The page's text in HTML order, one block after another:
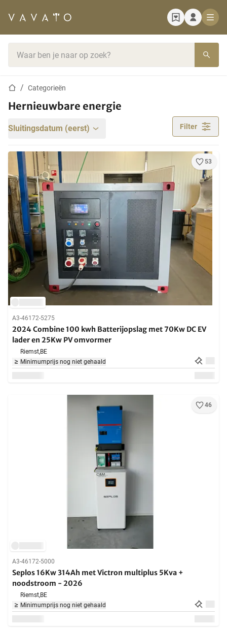
StartpaginaCategorieën
Hernieuwbare energie
Sluitingsdatum (eerst) Filter
53
A3-46172-5275
2024 Combine 100 kwh Batterijopslag met 70Kw DC EV
lader en 25Kw PV omvormer
Riemst,BE
Minimumprijs nog niet gehaald
46
A3-46172-5000
Seplos 16Kw 314Ah met Victron multiplus 5Kva +
noodstroom - 2026
Riemst,BE
Minimumprijs nog niet gehaald